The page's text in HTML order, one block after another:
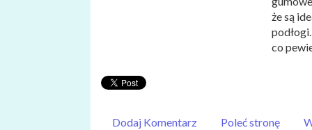
że są
co
Dodaj Komentarz Poleć stronę